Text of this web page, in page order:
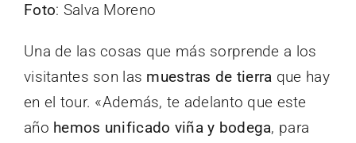
Foto: Salva Moreno
Una de las cosas que más sorprende a los
visitantes son las muestras de tierra que hay
en el tour. «Además, te adelanto que este
año hemos unificado viña y bodega, para